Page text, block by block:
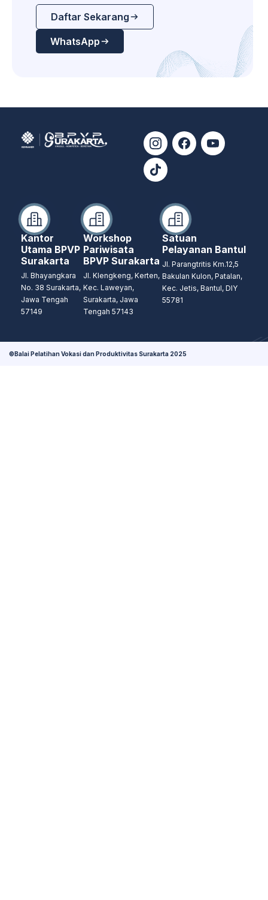
Daftar Sekarang
WhatsApp
Kantor
Utama BPVP
Surakarta
Jl. Bhayangkara
No. 38 Surakarta,
Jawa Tengah
57149
Workshop
Pariwisata
BPVP Surakarta
Jl. Klengkeng, Kerten,
Kec. Laweyan,
Surakarta, Jawa
Tengah 57143
Satuan
Pelayanan Bantul
Jl. Parangtritis Km.12,5
Bakulan Kulon, Patalan,
Kec. Jetis, Bantul, DIY
55781
©Balai Pelatihan Vokasi dan Produktivitas Surakarta 2025